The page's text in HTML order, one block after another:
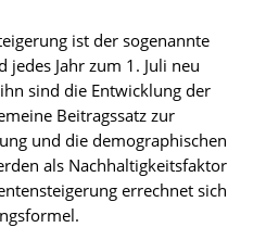
ist der sogenannte
Jahr zum 1. Juli neu
sind die Entwicklung der
Beitragssatz zur
und die demographischen
als Nachhaltigkeitsfaktor
errechnet sich